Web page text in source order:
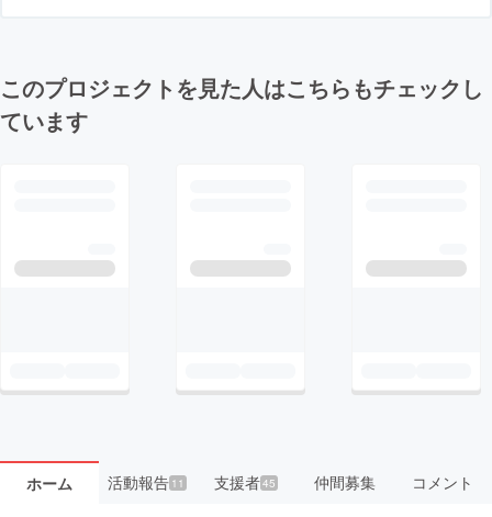
このプロジェクトを見た人はこちらもチェックし
ています
ホーム 活動報告11 支援者45 仲間募集 コメント